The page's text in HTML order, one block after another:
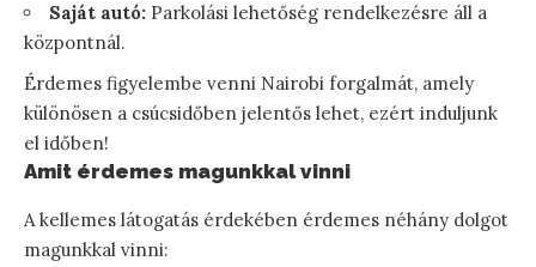
Saját autó: Parkolási lehetőség rendelkezésre áll a
központnál.
Érdemes figyelembe venni Nairobi forgalmát, amely
különösen a csúcsidőben jelentős lehet, ezért induljunk
el időben!
Amit érdemes magunkkal vinni
A kellemes látogatás érdekében érdemes néhány dolgot
magunkkal vinni: